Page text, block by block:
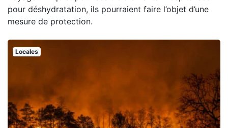
pour déshydratation, ils pourraient faire l’objet d’une
mesure de protection.
Locales